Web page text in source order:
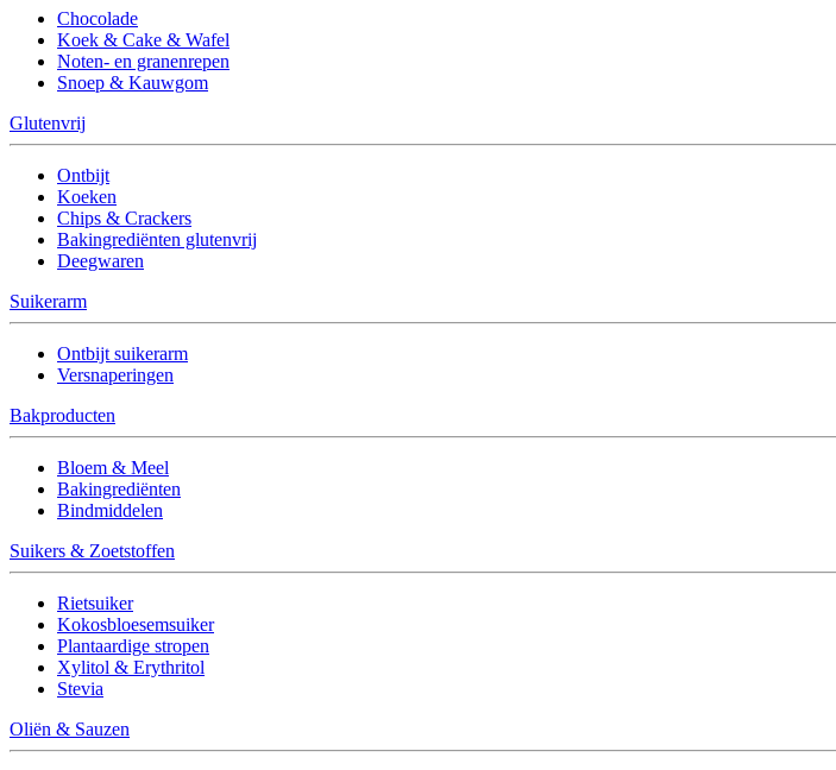
Chocolade
Koek & Cake & Wafel
Noten- en granenrepen
Snoep & Kauwgom
Glutenvrij
Ontbijt
Koeken
Chips & Crackers
Bakingrediënten glutenvrij
Deegwaren
Suikerarm
Ontbijt suikerarm
Versnaperingen
Bakproducten
Bloem & Meel
Bakingrediënten
Bindmiddelen
Suikers & Zoetstoffen
Rietsuiker
Kokosbloesemsuiker
Plantaardige stropen
Xylitol & Erythritol
Stevia
Oliën & Sauzen